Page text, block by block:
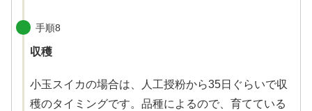
手順8
収穫
小玉スイカの場合は、人工授粉から35日ぐらいで収
穫のタイミングです。品種によるので、育てている